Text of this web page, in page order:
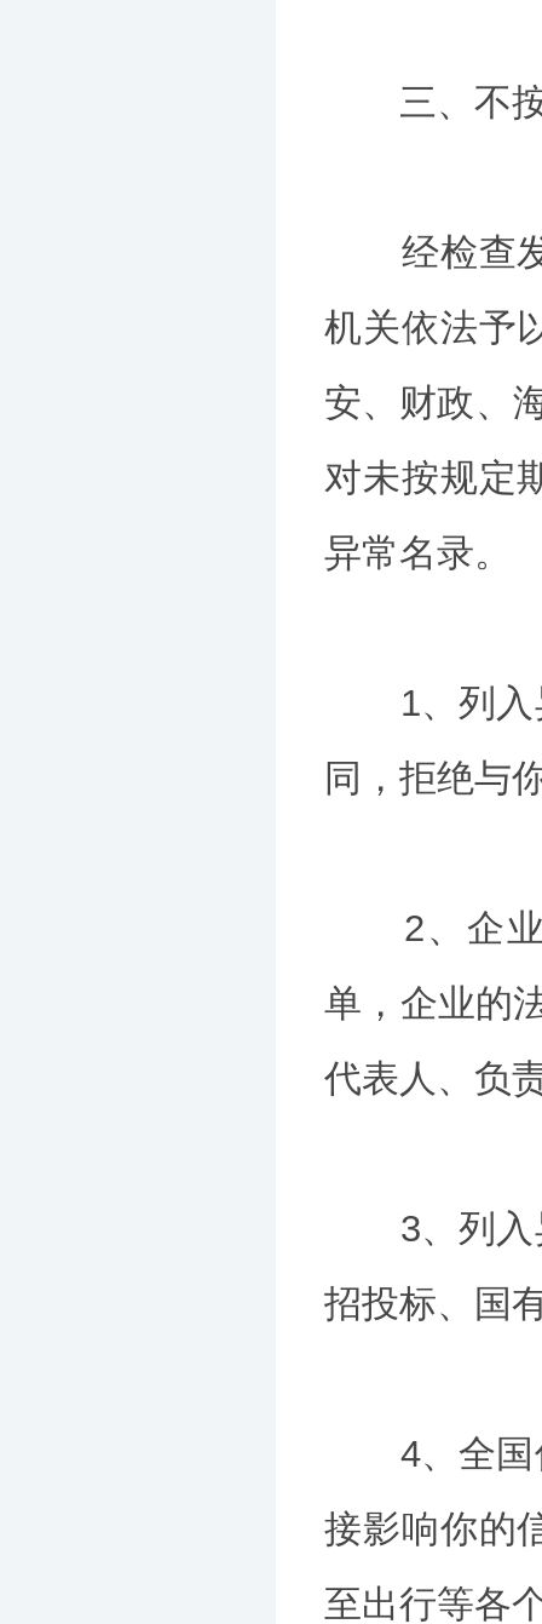
三、不按
经检查发
机关依法予
安、财政、
对未按规定
异常名录。
1、列入异
同，拒绝与
2、企业
单，企业的
代表人、负
3、列入异
招投标、国
4、全国信
接影响你的
至出行等各